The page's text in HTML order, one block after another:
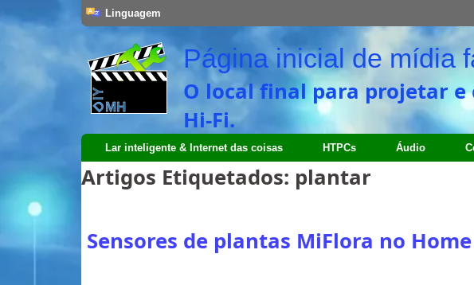
Linguagem
Página inicial de mídia
O local final para projetar
Hi-Fi.
Lar inteligente & Internet das coisas HTPCs Áudio
Artigos Etiquetados: plantar
Sensores de plantas MiFlora no